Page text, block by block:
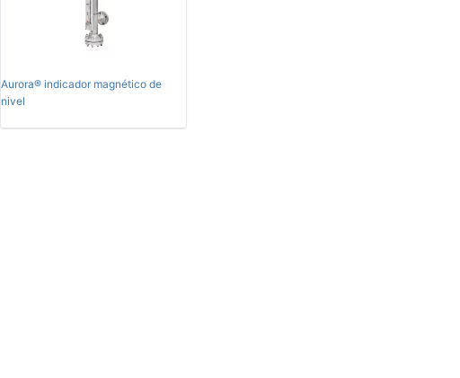
Aurora® indicador magnético de
nivel